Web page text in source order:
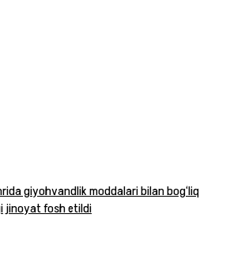
giyohvandlik moddalari bilan bog‘liq
jinoyat fosh etildi